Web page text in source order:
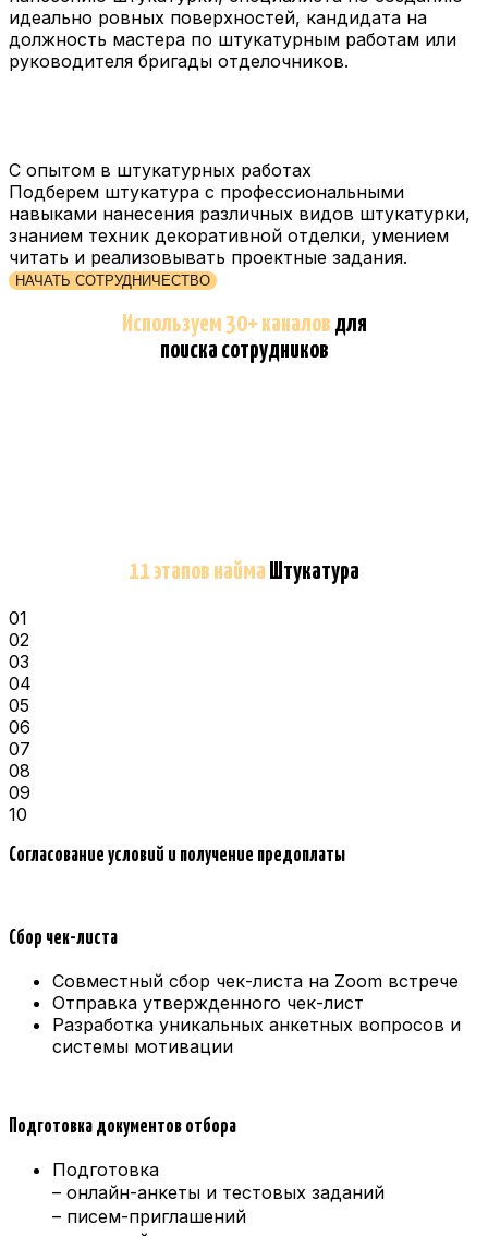
идеально ровных поверхностей, кандидата на
должность мастера по штукатурным работам или
руководителя бригады отделочников.
С опытом в штукатурных работах
Подберем штукатура с профессиональными
навыками нанесения различных видов штукатурки,
знанием техник декоративной отделки, умением
читать и реализовывать проектные задания.
НАЧАТЬ СОТРУДНИЧЕСТВО
Используем 30+ каналов для
поиска сотрудников
11 этапов найма Штукатура
01
02
03
04
05
06
07
08
09
10
Согласование условий и получение предоплаты
Сбор чек-листа
Совместный сбор чек-листа на Zoom встрече
Отправка утвержденного чек-лист
Разработка уникальных анкетных вопросов и
системы мотивации
Подготовка документов отбора
Подготовка
– онлайн-анкеты и тестовых заданий
– писем-приглашений